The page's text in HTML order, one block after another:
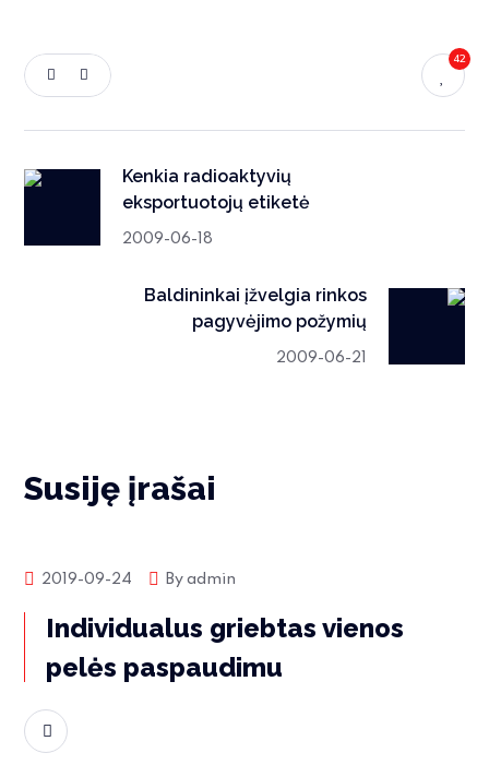
42
Kenkia radioaktyvių
eksportuotojų etiketė
2009-06-18
Baldininkai įžvelgia rinkos
pagyvėjimo požymių
2009-06-21
Susiję įrašai
Produktų naujienos
2019-09-24 Byadmin
Individualus griebtas vienos
pelės paspaudimu